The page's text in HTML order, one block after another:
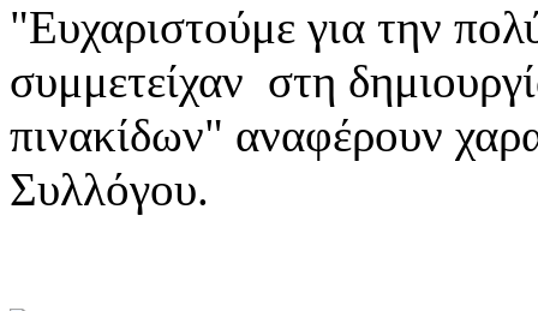
"Ευχαριστούμε για την
συμμετείχαν στη
πινακίδων" αναφέρουν
Συλλόγου.